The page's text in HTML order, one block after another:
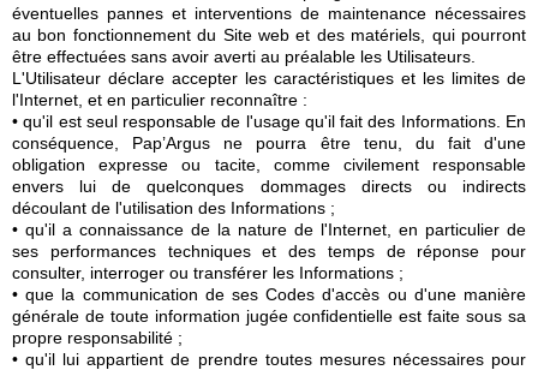
éventuelles pannes et interventions de maintenance nécessaires
au bon fonctionnement du Site web et des matériels, qui pourront
être effectuées sans avoir averti au préalable les Utilisateurs.
L'Utilisateur déclare accepter les caractéristiques et les limites de
l'Internet, et en particulier reconnaître :
• qu'il est seul responsable de l'usage qu'il fait des Informations. En
conséquence, Pap’Argus ne pourra être tenu, du fait d'une
obligation expresse ou tacite, comme civilement responsable
envers lui de quelconques dommages directs ou indirects
découlant de l'utilisation des Informations ;
• qu'il a connaissance de la nature de l'Internet, en particulier de
ses performances techniques et des temps de réponse pour
consulter, interroger ou transférer les Informations ;
• que la communication de ses Codes d'accès ou d'une manière
générale de toute information jugée confidentielle est faite sous sa
propre responsabilité ;
• qu'il lui appartient de prendre toutes mesures nécessaires pour